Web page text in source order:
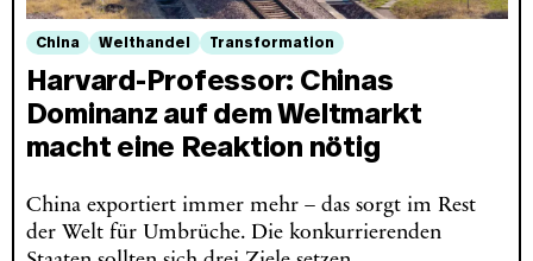
China Welthandel Transformation
Harvard-Professor: Chinas
Dominanz auf dem Weltmarkt
macht eine Reaktion nötig
China exportiert immer mehr – das sorgt im Rest
der Welt für Umbrüche. Die konkurrierenden